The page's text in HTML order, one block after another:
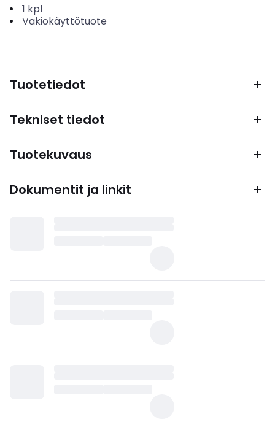
1 kpl
Vakiokäyttötuote
Tuotetiedot
Tekniset tiedot
Tuotekuvaus
Dokumentit ja linkit